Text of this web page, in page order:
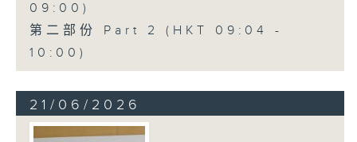
09:00)
第二部份 Part 2 (HKT 09:04 -
10:00)
21/06/2026